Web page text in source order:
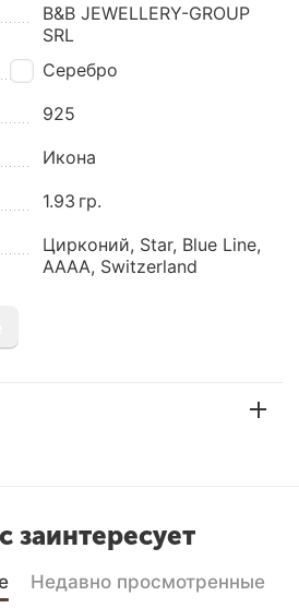
B&B JEWELLERY-GROUP
SRL
Серебро
925
Икона
1.93 гр.
Цирконий, Star, Blue Line,
AAAA, Switzerland
заинтересует
Недавно просмотренные